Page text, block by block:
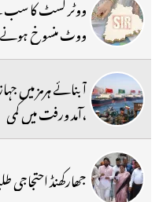
ووٹ منسوخ ہونے
آبنائے ہرمز میں
،آمد ورفت میں کمی
جھارکھنڈ